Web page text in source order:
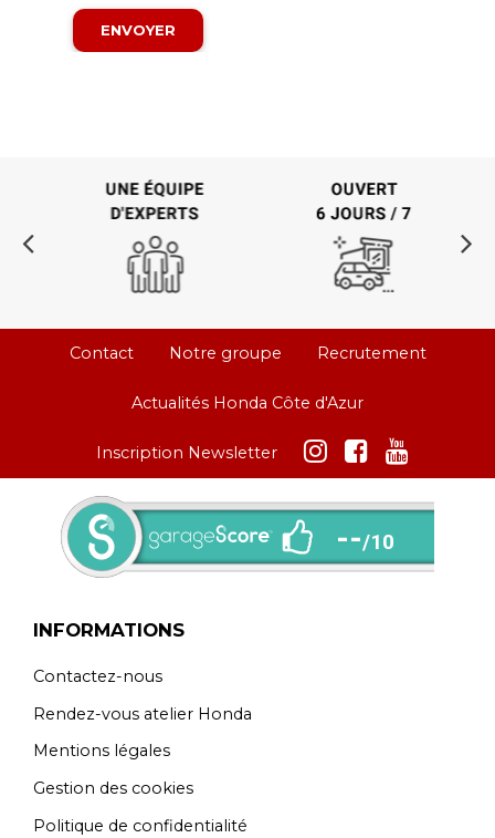
Contact Notre groupe Recrutement
Actualités Honda Côte d'Azur
Inscription Newsletter
INFORMATIONS
Contactez-nous
Rendez-vous atelier Honda
Mentions légales
Gestion des cookies
Politique de confidentialité